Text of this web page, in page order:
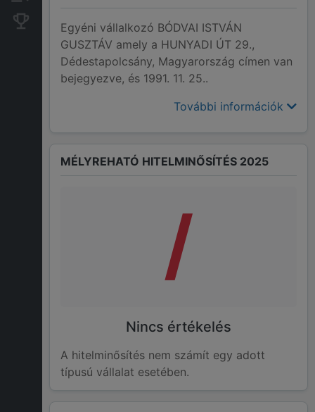
Konkurens cégek
Egyéni vállalkozó BÓDVAI ISTVÁN
GUSZTÁV amely a HUNYADI ÚT 29.,
Dédestapolcsány, Magyarország címen van
bejegyezve, és 1991. 11. 25..
További információk
MÉLYREHATÓ HITELMINŐSÍTÉS 2025
/
Nincs értékelés
A hitelminősítés nem számít egy adott
típusú vállalat esetében.